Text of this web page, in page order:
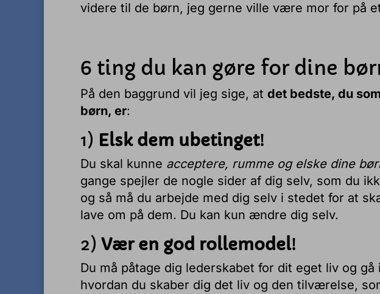
videre til de børn, jeg gerne ville være mor for på
6 ting du kan gøre for dine
På den baggrund vil jeg sige, at det bedste, du
børn, er:
1) Elsk dem ubetinget!
Du skal kunne acceptere, rumme og elske dine
gange spejler de nogle sider af dig selv, som du
og så må du arbejde med dig selv i stedet for at
lave om på dem. Du kan kun ændre dig selv.
2) Vær en god rollemodel!
Du må påtage dig lederskabet for dit eget liv og
hvordan du skaber dig det liv og den tilværelse,